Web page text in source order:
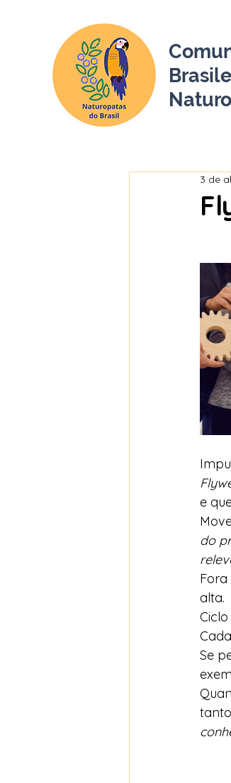
3 de
e
do
alta.
Se